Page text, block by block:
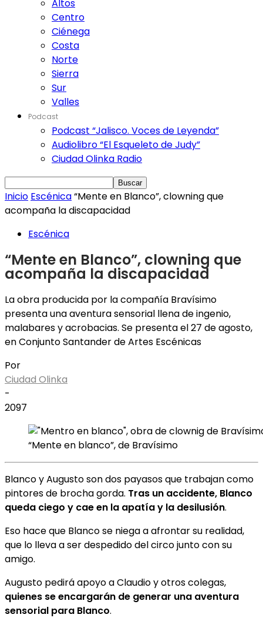
Altos
Centro
Ciénega
Costa
Norte
Sierra
Sur
Valles
Podcast
Podcast “Jalisco. Voces de Leyenda”
Audiolibro “El Esqueleto de Judy”
Ciudad Olinka Radio
Inicio Escénica“Mente en Blanco”, clowning que
acompaña la discapacidad
Escénica
“Mente en Blanco”, clowning que
acompaña la discapacidad
La obra producida por la compañía Bravísimo
presenta una aventura sensorial llena de ingenio,
malabares y acrobacias. Se presenta el 27 de agosto,
en Conjunto Santander de Artes Escénicas
Por
Ciudad Olinka
-
2097
“Mente en blanco”, de Bravísimo
Blanco y Augusto son dos payasos que trabajan como
pintores de brocha gorda. Tras un accidente, Blanco
queda ciego y cae en la apatía y la desilusión.
Eso hace que Blanco se niega a afrontar su realidad,
que lo lleva a ser despedido del circo junto con su
amigo.
Augusto pedirá apoyo a Claudio y otros colegas,
quienes se encargarán de generar una aventura
sensorial para Blanco.